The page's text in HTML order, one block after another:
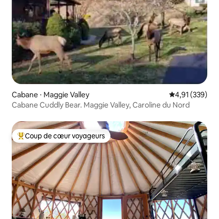
Cabane ⋅ Maggie Valley Évaluation
4,91 (339)
Cabane Cuddly Bear. Maggie Valley, Caroline du Nord
Coups de cœur voyageurs les plus appréciés
Coup de cœur voyageurs